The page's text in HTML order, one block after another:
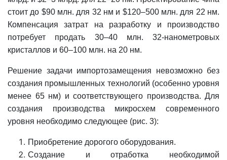
стоит до $90 млн. для 32 нм и $120–500 млн. для 22 нм.
Компенсация затрат на разработку и производство
потребует продать 30–40 млн. 32-нанометровых
кристаллов и 60–100 млн. на 20 нм.
Решение задачи импортозамещения невозможно без
создания промышленных технологий (особенно уровня
менее 65 нм) и соответствующего производства. Для
создания производства микросхем современного
уровня необходимо следующее (рис. 3):
Приобретение дорогого оборудования.
Создание и отработка необходимой